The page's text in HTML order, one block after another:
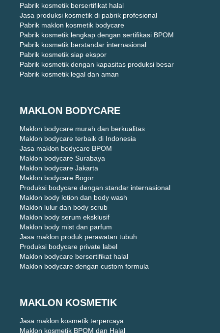
Pabrik kosmetik bersertifikat halal
Jasa produksi kosmetik di pabrik profesional
Pabrik maklon kosmetik bodycare
Pabrik kosmetik lengkap dengan sertifikasi BPOM
Pabrik kosmetik berstandar internasional
Pabrik kosmetik siap ekspor
Pabrik kosmetik dengan kapasitas produksi besar
Pabrik kosmetik legal dan aman
MAKLON BODYCARE
Maklon bodycare murah dan berkualitas
Maklon bodycare terbaik di Indonesia
Jasa maklon bodycare BPOM
Maklon bodycare Surabaya
Maklon bodycare Jakarta
Maklon bodycare Bogor
Produksi bodycare dengan standar internasional
Maklon body lotion dan body wash
Maklon lulur dan body scrub
Maklon body serum eksklusif
Maklon body mist dan parfum
Jasa maklon produk perawatan tubuh
Produksi bodycare private label
Maklon bodycare bersertifikat halal
Maklon bodycare dengan custom formula
MAKLON KOSMETIK
Jasa maklon kosmetik terpercaya
Maklon kosmetik BPOM dan Halal